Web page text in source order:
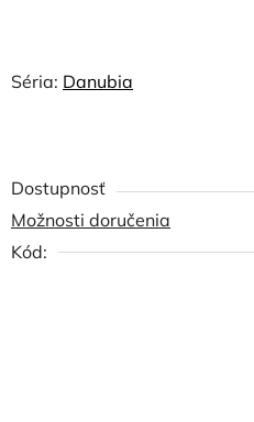
Séria: Danubia
Dostupnosť
Možnosti doručenia
Kód: